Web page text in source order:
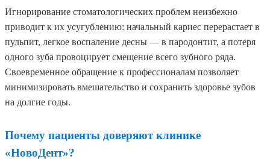
Игнорирование стоматологических проблем неизбежно
приводит к их усугублению: начальный кариес перерастает в
пульпит, легкое воспаление десны — в пародонтит, а потеря
одного зуба провоцирует смещение всего зубного ряда.
Своевременное обращение к профессионалам позволяет
минимизировать вмешательство и сохранить здоровье зубов
на долгие годы.
Почему пациенты доверяют клинике
«НовоДент»?